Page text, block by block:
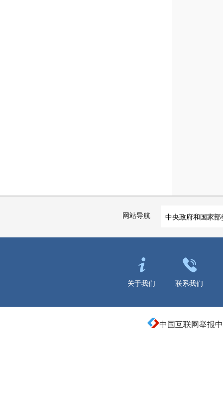
网站导航 中央政府和国家部
关于我们 联系我们
中国互联网举报